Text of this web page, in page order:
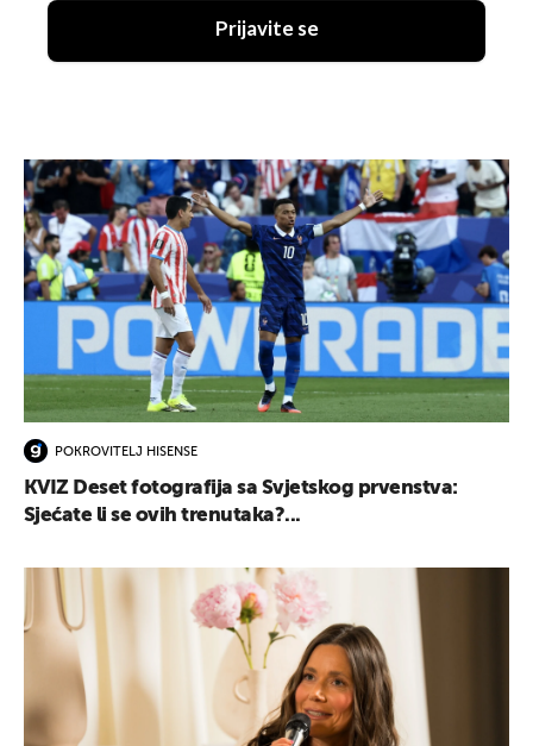
Prijavite se
POKROVITELJ HISENSE
KVIZ Deset fotografija sa Svjetskog prvenstva:
Sjećate li se ovih trenutaka?...